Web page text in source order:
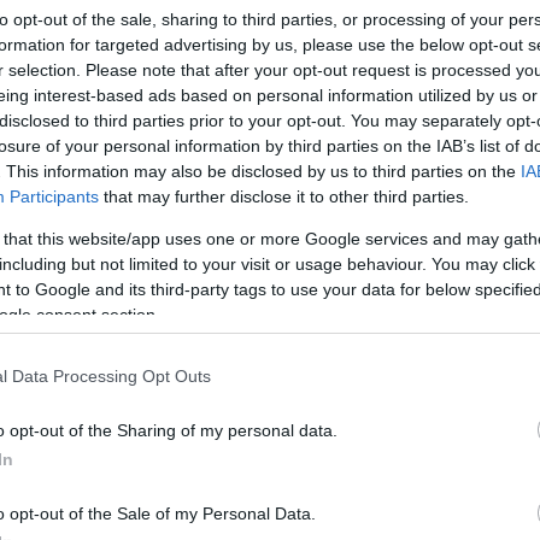
opt-out of the sale, sharing to third parties, or processing of your
for targeted advertising by us, please use the below opt-out
selection. Please note that after your opt-out request is processed
interest-based ads based on personal information utilized by us
to third parties prior to your opt-out. You may separately
of your personal information by third parties on the IAB’s list of
This information may also be disclosed by us to third parties on the
Participants that may further disclose it to other third parties.
that this website/app uses one or more Google services and may
but not limited to your visit or usage behaviour. You may
to Google and its third-party tags to use your data for below
consent section.
Data Processing Opt Outs
opt-out of the Sharing of my personal data.
opt-out of the Sale of my Personal Data.
Link másolása
Zsókát, ahol kitartóan rója a köröket a
monológokat. Lépésszámlálóval
e. De mire készül a tőle megszokott